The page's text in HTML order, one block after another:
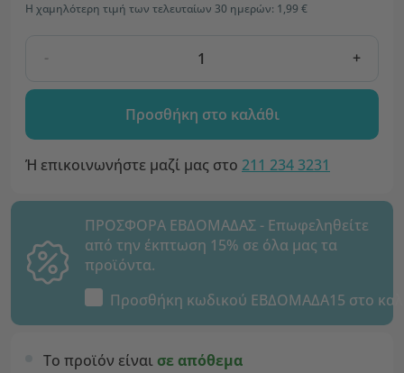
Η χαμηλότερη τιμή των τελευταίων 30 ημερών: 1,99 €
- +
Προσθήκη στο καλάθι
Ή επικοινωνήστε μαζί μας στο 211 234 3231
ΠΡΟΣΦΟΡΑ ΕΒΔΟΜΑΔΑΣ - Επωφεληθείτε
από την έκπτωση 15% σε όλα μας τα
προϊόντα.
Προσθήκη κωδικού ΕΒΔΟΜΑΔΑ15 στο
Το προϊόν είναι σε απόθεμα